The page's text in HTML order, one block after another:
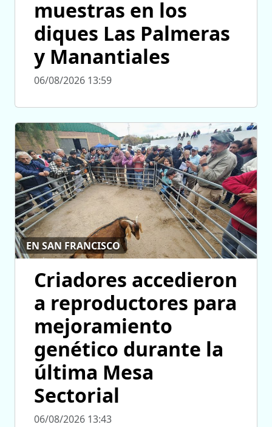
muestras en los
diques Las Palmeras
y Manantiales
06/08/2026 13:59
EN SAN FRANCISCO
Criadores accedieron
a reproductores para
mejoramiento
genético durante la
última Mesa
Sectorial
06/08/2026 13:43